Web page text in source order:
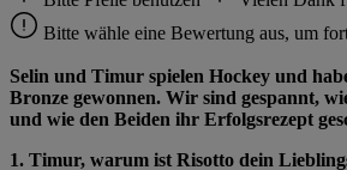
Bitte wähle eine Bewertung aus, um
Selin und Timur spielen Hockey und
Bronze gewonnen. Wir sind gespannt,
und wie den Beiden ihr Erfolgsrezept
1. Timur, warum ist Risotto dein